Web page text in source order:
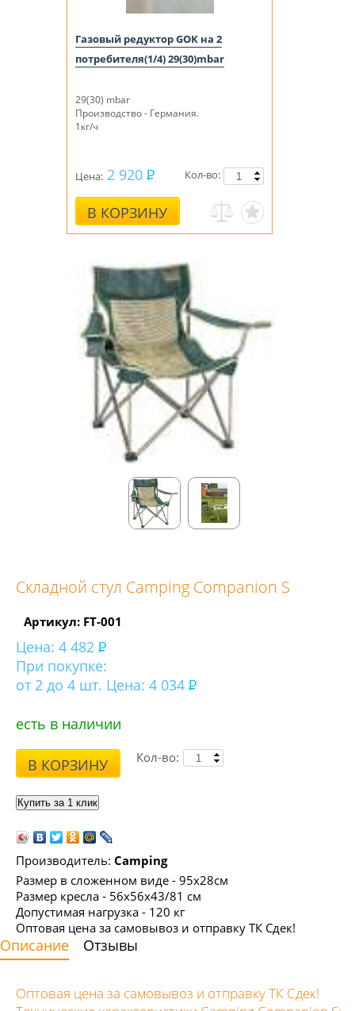
Газовый редуктор GOK на 2
потребителя(1/4) 29(30)mbar
29(30) mbar
Производство - Германия.
1кг/ч
Цена: 2 920
В КОРЗИНУ
Кол-во:
Складной стул Camping Companion S
Артикул: FT-001
Цена: 4 482
При покупке:
от 2 до 4 шт. Цена: 4 034
есть в наличии
В КОРЗИНУ Кол-во:
Производитель: Camping
Размер в сложенном виде - 95x28см
Размер кресла - 56х56х43/81 см
Допустимая нагрузка - 120 кг
Оптовая цена за самовывоз и отправку ТК Сдек!
Описание Отзывы
Оптовая цена за самовывоз и отправку ТК Сдек!